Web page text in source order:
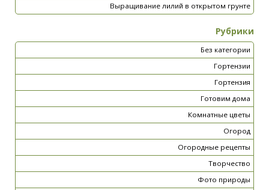
Выращивание лилий в открытом грунте
Рубрики
Без категории
Гортензии
Гортензия
Готовим дома
Комнатные цветы
Огород
Огородные рецепты
Творчество
Фото природы